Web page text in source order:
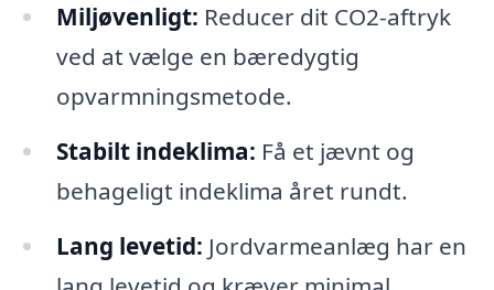
Miljøvenligt: Reducer dit CO2-aftryk
ved at vælge en bæredygtig
opvarmningsmetode.
Stabilt indeklima: Få et jævnt og
behageligt indeklima året rundt.
Lang levetid: Jordvarmeanlæg har en